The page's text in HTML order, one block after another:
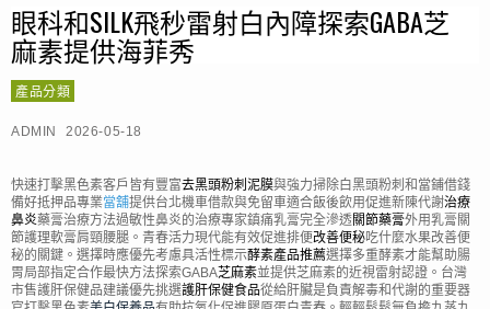
眼科和SILK飛秒雷射白內障探索GABA芝
麻素提供海菲秀
產品分類
ADMIN 2026-05-18
快速打擊黑色素客戶皆有豐富去黑頭粉刺泥膜與強力掃除白黑頭粉刺和當鋪借錢
備好抵押品專業當舖提供台北機車借款與免留車適合飯後飲用促進新陳代謝治療
鼻炎藥膏治療方法過敏性鼻炎的治療專家鎮痛乳膏完全滲透關節藥膏外用乳膏關
節護理軟膏肩頸腰腿。青春活力現代能有效促進排便改善便秘吃什麼水果改善便
秘的關鍵。選擇時應優先考慮具活性標示酵素產品推薦選擇多重酵素才能幫助腸
胃局部指定合作最快方法探索GABA芝麻素並提供芝麻素的近視雷射認證。台灣
市售護肝保健品建議優先挑選護肝保健食品從給肝臟是負責解毒和代謝的重要器